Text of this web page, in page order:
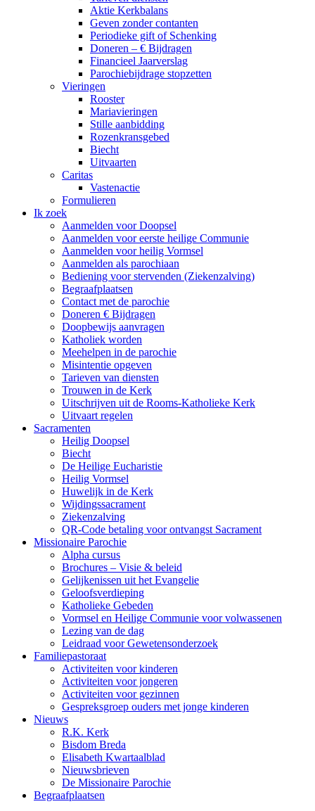
Aktie Kerkbalans
Geven zonder contanten
Periodieke gift of Schenking
Doneren – € Bijdragen
Financieel Jaarverslag
Parochiebijdrage stopzetten
Vieringen
Rooster
Mariavieringen
Stille aanbidding
Rozenkransgebed
Biecht
Uitvaarten
Caritas
Vastenactie
Formulieren
Ik zoek
Aanmelden voor Doopsel
Aanmelden voor eerste heilige Communie
Aanmelden voor heilig Vormsel
Aanmelden als parochiaan
Bediening voor stervenden (Ziekenzalving)
Begraafplaatsen
Contact met de parochie
Doneren € Bijdragen
Doopbewijs aanvragen
Katholiek worden
Meehelpen in de parochie
Misintentie opgeven
Tarieven van diensten
Trouwen in de Kerk
Uitschrijven uit de Rooms-Katholieke Kerk
Uitvaart regelen
Sacramenten
Heilig Doopsel
Biecht
De Heilige Eucharistie
Heilig Vormsel
Huwelijk in de Kerk
Wijdingssacrament
Ziekenzalving
QR-Code betaling voor ontvangst Sacrament
Missionaire Parochie
Alpha cursus
Brochures – Visie & beleid
Gelijkenissen uit het Evangelie
Geloofsverdieping
Katholieke Gebeden
Vormsel en Heilige Communie voor volwassenen
Lezing van de dag
Leidraad voor Gewetensonderzoek
Familiepastoraat
Activiteiten voor kinderen
Activiteiten voor jongeren
Activiteiten voor gezinnen
Gespreksgroep ouders met jonge kinderen
Nieuws
R.K. Kerk
Bisdom Breda
Elisabeth Kwartaalblad
Nieuwsbrieven
De Missionaire Parochie
Begraafplaatsen